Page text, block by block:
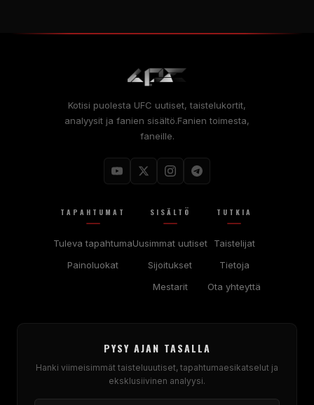
Kotisi puolesta UFC uutiset, taistelukortit,
analyysit ja fanien sisältö.Fanien toimesta,
faneille.
TAPAHTUMAT
Tuleva tapahtuma
Painoluokat
SISÄLTÖ
Uusimmat uutiset
Sijoitukset
Mestarit
TUTKIA
Taistelijat
Tietoja
Ota yhteyttä
PYSY AJAN TASALLA
Hanki viimeisimmät taisteluuutiset, tapahtumaesikatselut ja
eksklusiivinen analyysi.